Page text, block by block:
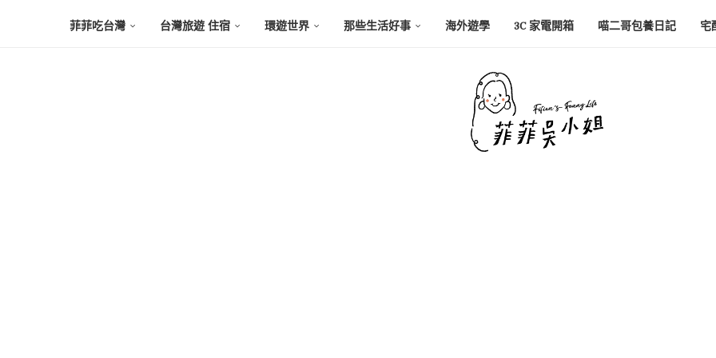
菲菲吃台灣 台灣旅遊 住宿 環遊世界 那些生活好事 海外遊學 3C 家電開箱 喵二哥包養日記 宅